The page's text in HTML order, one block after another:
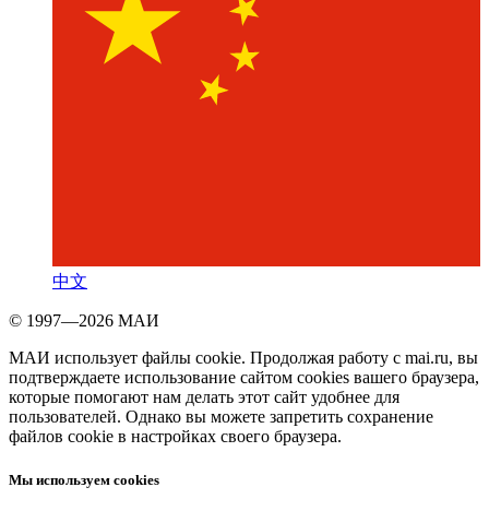
中文
© 1997—2026 МАИ
МАИ использует файлы cookie. Продолжая работу с mai.ru, вы
подтверждаете использование сайтом cookies вашего браузера,
которые помогают нам делать этот сайт удобнее для
пользователей. Однако вы можете запретить сохранение
файлов cookie в настройках своего браузера.
Мы используем cookies